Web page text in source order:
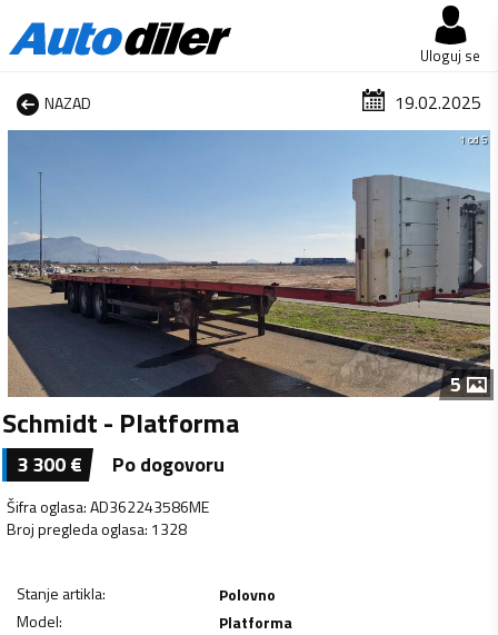
Uloguj se
NAZAD 19.02.2025
1 od 5
5
Schmidt - Platforma
3 300€ Po dogovoru
Šifra oglasa:AD362243586ME
Broj pregleda oglasa: 1328
Stanje artikla:
Polovno
Model:
Platforma